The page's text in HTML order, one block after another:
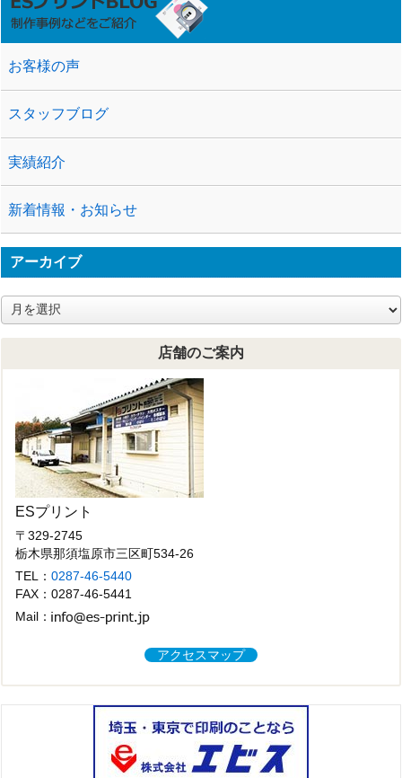
お客様の声
スタッフブログ
実績紹介
新着情報・お知らせ
アーカイブ
ア
ー
カ
店舗のご案内
ESプリント
〒329-2745
栃木県那須塩原市三区町534-26
TEL：0287-46-5440
FAX：0287-46-5441
Mail：
アクセスマップ